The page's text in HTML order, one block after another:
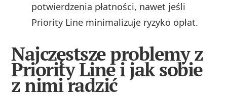
potwierdzenia płatności, nawet jeśli
Priority Line minimalizuje ryzyko opłat.
Najczęstsze problemy z
Priority Line i jak sobie
z nimi radzić